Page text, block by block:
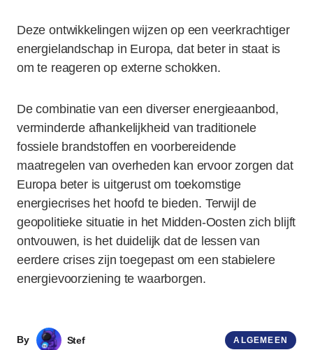
Deze ontwikkelingen wijzen op een veerkrachtiger
energielandschap in Europa, dat beter in staat is
om te reageren op externe schokken.
De combinatie van een diverser energieaanbod,
verminderde afhankelijkheid van traditionele
fossiele brandstoffen en voorbereidende
maatregelen van overheden kan ervoor zorgen dat
Europa beter is uitgerust om toekomstige
energiecrises het hoofd te bieden. Terwijl de
geopolitieke situatie in het Midden-Oosten zich blijft
ontvouwen, is het duidelijk dat de lessen van
eerdere crises zijn toegepast om een stabielere
energievoorziening te waarborgen.
By
Stef
ALGEMEEN